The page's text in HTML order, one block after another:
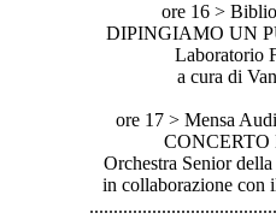
ore 16 >
DIPINGIAMO UN
Laboratorio
a cura di
ore 17 > Mensa
Orchestra Senior
in collaborazione con
..............................